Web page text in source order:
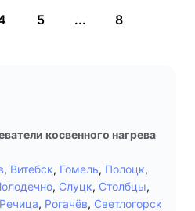
5 ... 8
косвенного нагрева
, Витебск, Гомель, Полоцк,
, Слуцк, Столбцы,
Речица, Рогачёв, Светлогорск